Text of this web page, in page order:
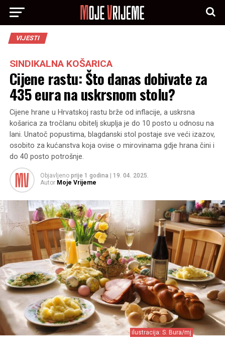
VIJESTI
SINDIKALNA KOŠARICA
Cijene rastu: Što danas dobivate za
435 eura na uskrsnom stolu?
Cijene hrane u Hrvatskoj rastu brže od inflacije, a uskrsna
košarica za tročlanu obitelj skuplja je do 10 posto u odnosu na
lani. Unatoč popustima, blagdanski stol postaje sve veći izazov,
osobito za kućanstva koja ovise o mirovinama gdje hrana čini i
do 40 posto potrošnje.
Objavljeno prije 1 godina
19. 04. 2025.
Autor Moje Vrijeme
ilustracija: S. Bura/mj